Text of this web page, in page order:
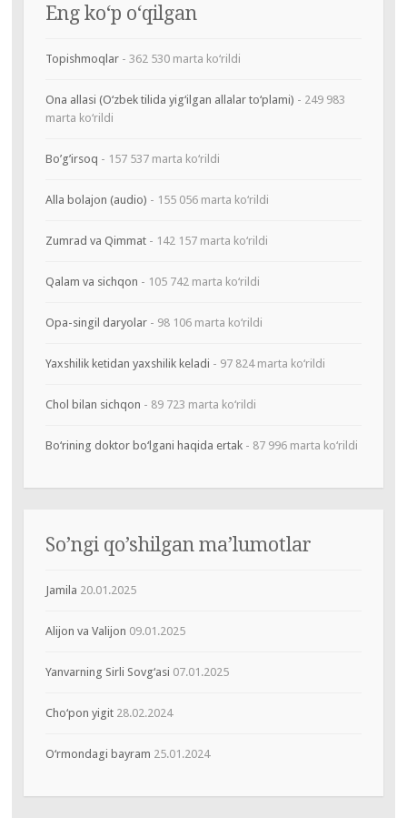
Eng ko‘p o‘qilgan
Topishmoqlar- 362 530 marta ko‘rildi
Ona allasi (O‘zbek tilida yig‘ilgan allalar to‘plami) - 249 983
marta ko‘rildi
Bo’g’irsoq - 157 537 marta ko‘rildi
Alla bolajon (audio) - 155 056 marta ko‘rildi
Zumrad va Qimmat- 142 157 marta ko‘rildi
Qalam va sichqon - 105 742 marta ko‘rildi
Opa-singil daryolar- 98 106 marta ko‘rildi
Yaxshilik ketidan yaxshilik keladi - 97 824 marta ko‘rildi
Chol bilan sichqon - 89 723 marta ko‘rildi
Bo‘rining doktor bo‘lgani haqida ertak- 87 996 marta ko‘rildi
So’ngi qo’shilgan ma’lumotlar
Jamila 20.01.2025
Alijon va Valijon 09.01.2025
Yanvarning Sirli Sovg‘asi 07.01.2025
Cho‘pon yigit 28.02.2024
O‘rmondagi bayram 25.01.2024